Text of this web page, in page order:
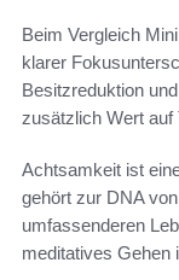
Beim Vergleich
klarer
Besitzreduktion
zusätzlich Wert auf
Achtsamkeit ist
gehört zur DNA
umfassenderen
meditatives Gehen